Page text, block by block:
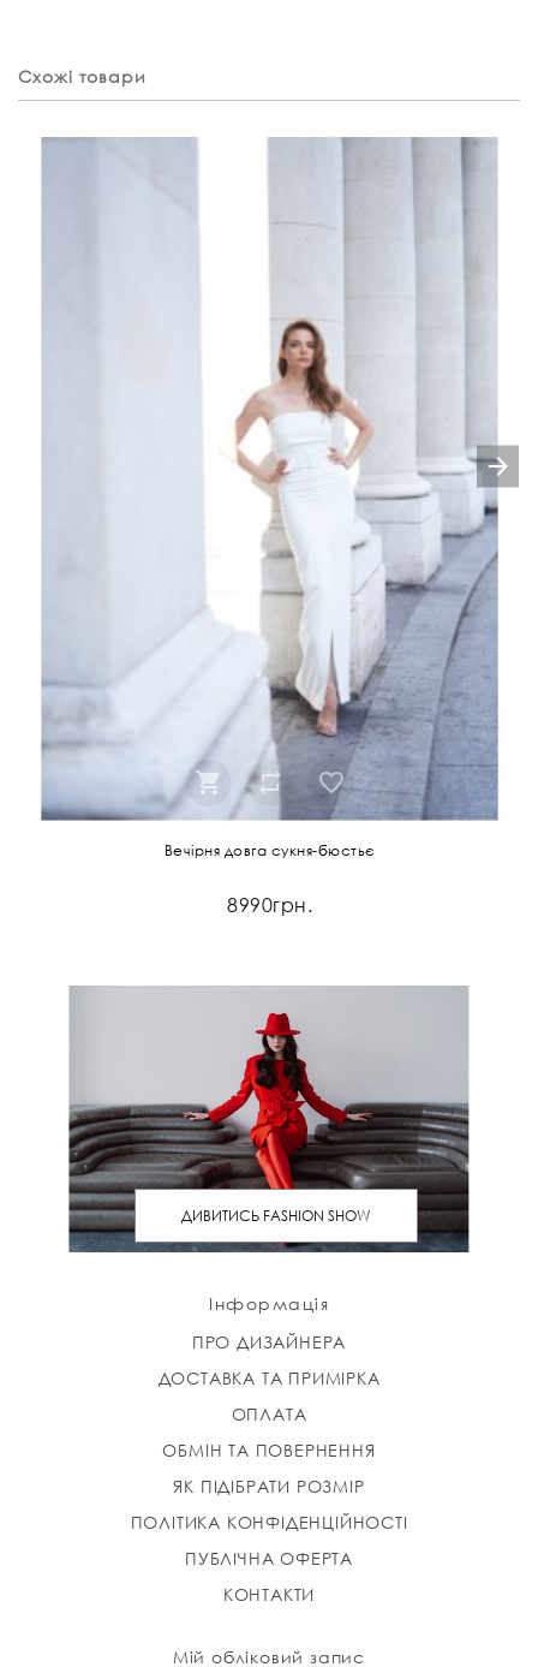
Схожі товари
Вечірня довга сукня-бюстьє
8990грн.
ДИВИТИСЬ FASHION SHOW
Інформація
ПРО ДИЗАЙНЕРА
ДОСТАВКА ТА ПРИМІРКА
ОПЛАТА
ОБМІН ТА ПОВЕРНЕННЯ
ЯК ПІДІБРАТИ РОЗМІР
ПОЛІТИКА КОНФІДЕНЦІЙНОСТІ
ПУБЛІЧНА ОФЕРТА
КОНТАКТИ
Мій обліковий запис